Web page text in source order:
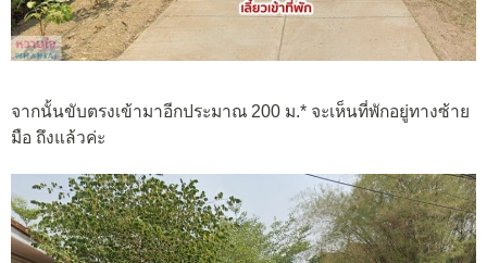
จากนั้นขับตรงเข้ามาอีกประมาณ 200 ม.* จะเห็นที่พักอยู่ทางซ้าย
มือ ถึงแล้วค่ะ